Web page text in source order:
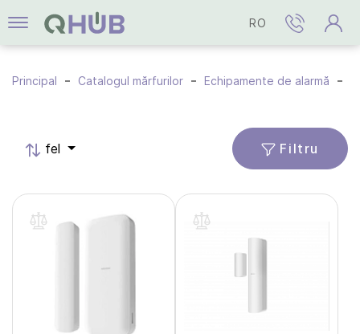
RO
Principal Catalogul mărfurilor Echipamente de alarmă
fel Filtru